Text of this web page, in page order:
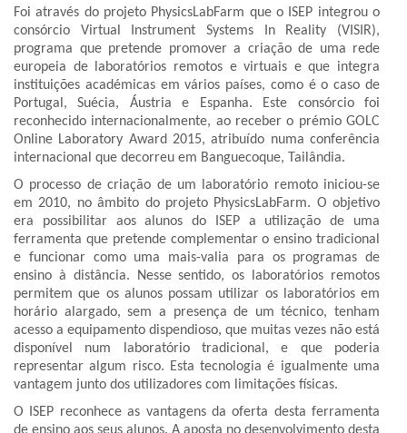
Foi através do projeto PhysicsLabFarm que o ISEP integrou o
consórcio Virtual Instrument Systems In Reality (VISIR),
programa que pretende promover a criação de uma rede
europeia de laboratórios remotos e virtuais e que integra
instituições académicas em vários países, como é o caso de
Portugal, Suécia, Áustria e Espanha. Este consórcio foi
reconhecido internacionalmente, ao receber o prémio GOLC
Online Laboratory Award 2015, atribuído numa conferência
internacional que decorreu em Banguecoque, Tailândia.
O processo de criação de um laboratório remoto iniciou-se
em 2010, no âmbito do projeto PhysicsLabFarm. O objetivo
era possibilitar aos alunos do ISEP a utilização de uma
ferramenta que pretende complementar o ensino tradicional
e funcionar como uma mais-valia para os programas de
ensino à distância. Nesse sentido, os laboratórios remotos
permitem que os alunos possam utilizar os laboratórios em
horário alargado, sem a presença de um técnico, tenham
acesso a equipamento dispendioso, que muitas vezes não está
disponível num laboratório tradicional, e que poderia
representar algum risco. Esta tecnologia é igualmente uma
vantagem junto dos utilizadores com limitações físicas.
O ISEP reconhece as vantagens da oferta desta ferramenta